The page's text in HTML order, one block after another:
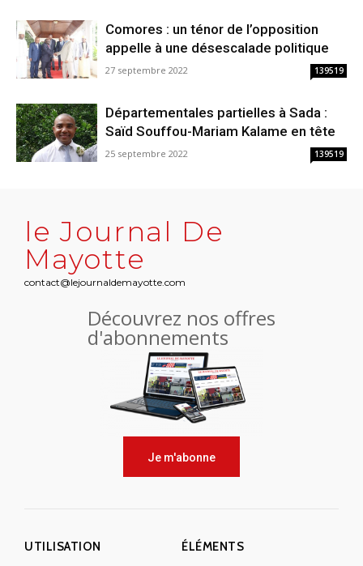
Comores : un ténor de l’opposition
appelle à une désescalade politique
27 septembre 2022 139519
Départementales partielles à Sada :
Saïd Souffou-Mariam Kalame en tête
25 septembre 2022 139519
le Journal De
Mayotte
contact@lejournaldemayotte.com
Découvrez nos offres
d'abonnements
Je m'abonne
UTILISATION ÉLÉMENTS